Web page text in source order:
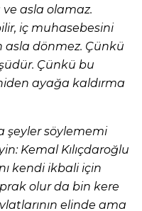
ve asla olamaz.
iç muhasebesini
asla dönmez. Çünkü
Çünkü bu
ayağa kaldırma
şeyler söylememi
Kemal Kılıçdaroğlu
kendi ikbali için
olur da bin kere
elinde ama